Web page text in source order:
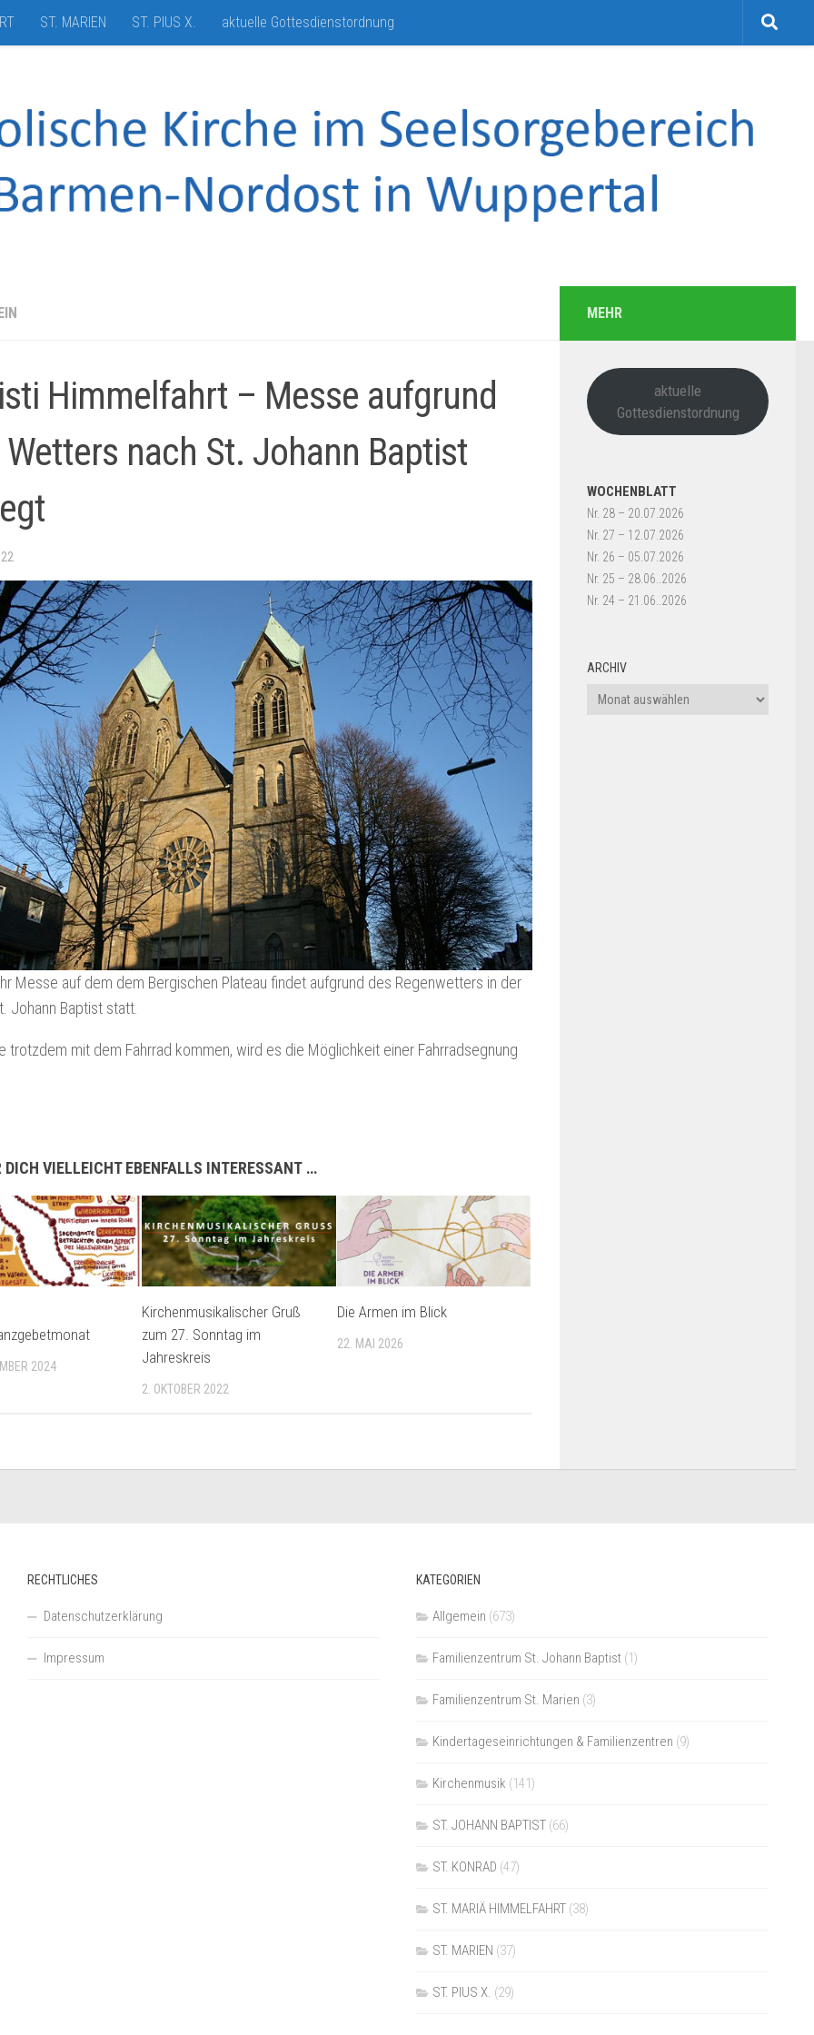
ST. MARIEN ST. PIUS X. aktuelle Gottesdienstordnung
Himmelfahrt – Messe aufgrund
nach St. Johann Baptist
Messe auf dem dem Bergischen Plateau findet aufgrund des Regenwetters in der
Johann Baptist statt.
trotzdem mit dem Fahrrad kommen, wird es die Möglichkeit einer Fahrradsegnung
DICH VIELLEICHT EBENFALLS INTERESSANT …
2024
Kirchenmusikalischer Gruß
zum 27. Sonntag im
Jahreskreis
2. OKTOBER 2022
Die Armen im Blick
22. MAI 2026
MEHR
aktuelle
Gottesdienstordnung
WOCHENBLATT
Nr. 28 – 20.07.2026
Nr. 27 – 12.07.2026
Nr. 26 – 05.07.2026
Nr. 25 – 28.06..2026
Nr. 24 – 21.06..2026
ARCHIV
Archiv
RECHTLICHES
Datenschutzerklärung
Impressum
KATEGORIEN
Allgemein (673)
Familienzentrum St. Johann Baptist(1)
Familienzentrum St. Marien (3)
Kindertageseinrichtungen & Familienzentren (9)
Kirchenmusik (141)
ST. JOHANN BAPTIST(66)
ST. KONRAD (47)
ST. MARIÄ HIMMELFAHRT(38)
ST. MARIEN (37)
ST. PIUS X. (29)